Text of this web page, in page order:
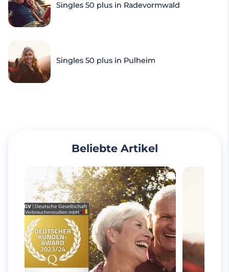
Singles 50 plus in Radevormwald
Singles 50 plus in Pulheim
Beliebte Artikel